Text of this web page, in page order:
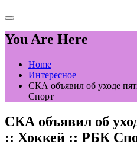
You Are Here
Home
Интересное
СКА объявил об уходе
Спорт
СКА объявил об
:: Хоккей :: РБК